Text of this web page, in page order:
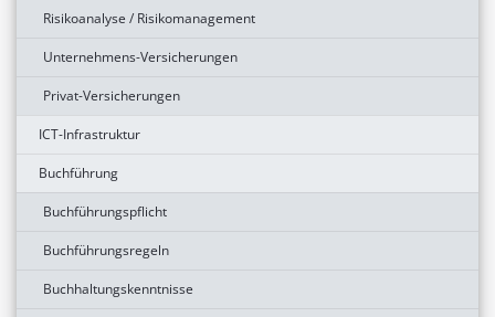
Risikoanalyse / Risikomanagement
Unternehmens-Versicherungen
Privat-Versicherungen
ICT-Infrastruktur
Buchführung
Buchführungspflicht
Buchführungsregeln
Buchhaltungskenntnisse